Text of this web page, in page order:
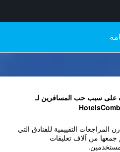
على سبب حب المسافرين لـ
المراجعات التقييمية للفنادق التي
جمعها من آلاف تعليقات